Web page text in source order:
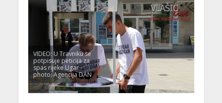
VIDEO: U Travniku se
potpisuje peticija za
spas rijeke Ugar -
photo: Agencija DAN